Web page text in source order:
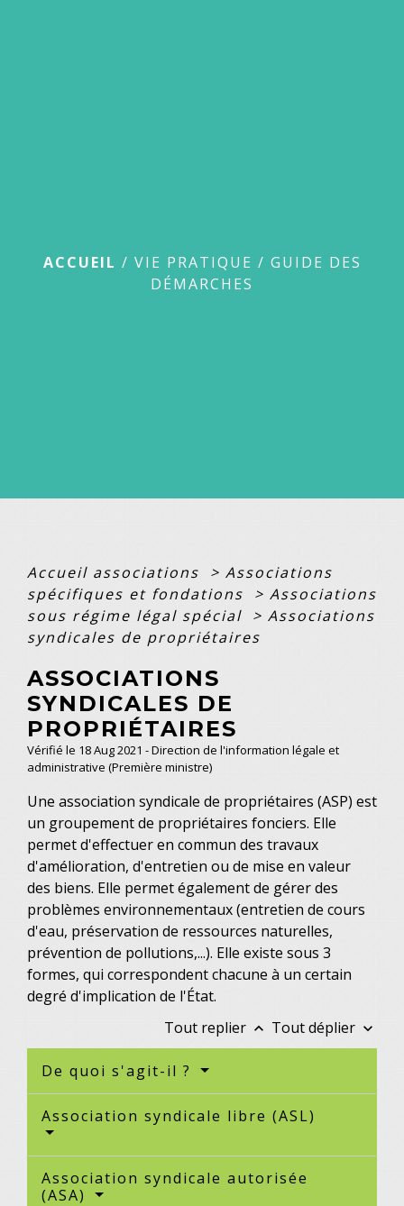
ACCUEIL / VIE PRATIQUE / GUIDE DES
DÉMARCHES
Accueil associations > Associations
spécifiques et fondations
> Associations
sous régime légal spécial > Associations
syndicales de propriétaires
ASSOCIATIONS
SYNDICALES DE
PROPRIÉTAIRES
Vérifié le 18 Aug 2021 - Direction de l'information légale et
administrative (Première ministre)
Une association syndicale de propriétaires (ASP) est
un groupement de propriétaires fonciers. Elle
permet d'effectuer en commun des travaux
d'amélioration, d'entretien ou de mise en valeur
des biens. Elle permet également de gérer des
problèmes environnementaux (entretien de cours
d'eau, préservation de ressources naturelles,
prévention de pollutions,...). Elle existe sous 3
formes, qui correspondent chacune à un certain
degré d'implication de l'État.
Tout replier keyboard_arrow_up Tout déplier keyboard_arrow_down
De quoi s'agit-il ?
Association syndicale libre (ASL)
Association syndicale autorisée
(ASA)